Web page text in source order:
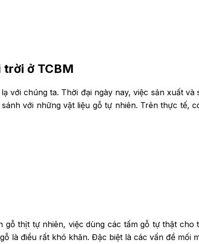
trời ở TCBM
với chúng ta. Thời đại ngày nay, việc sản xuất
với những vật liệu gỗ tự nhiên. Trên thực
thịt tự nhiên, việc dùng các tấm gỗ tự thật
là điều rất khó khăn. Đặc biệt là các vấn đề mối